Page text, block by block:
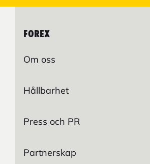
FOREX
Om oss
Hållbarhet
Press och PR
Partnerskap